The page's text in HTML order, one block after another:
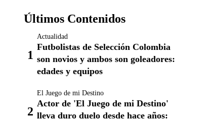
Últimos Contenidos
Actualidad
Futbolistas de Selección Colombia
son novios y ambos son goleadores:
edades y equipos
El Juego de mi Destino
Actor de 'El Juego de mi Destino'
lleva duro duelo desde hace años: